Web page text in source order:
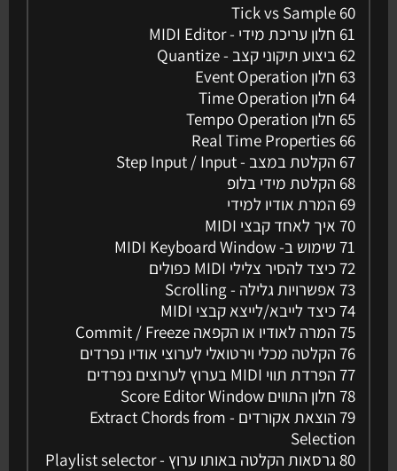
Tick vs Sample 60
61 חלון עריכת מידי - MIDI Editor
62 ביצוע תיקוני קצב - Quantize
63 חלון Event Operation
64 חלון Time Operation
65 חלון Tempo Operation
Real Time Properties 66
67 הקלטת במצב - Step Input / Input
68 הקלטת מידי בלופ
69 המרת אודיו למידי
70 איך לאחד קבצי MIDI
71 שימוש ב- MIDI Keyboard Window
72 כיצד להסיר צלילי MIDI כפולים
73 אפשרויות גלילה - Scrolling
74 כיצד לייבא/לייצא קבצי MIDI
75 המרה לאודיו או הקפאה Commit / Freeze
76 הקלטה מכלי וירטואלי לערוצי אודיו נפרדים
77 הפרדת תווי MIDI בערוץ לערוצים נפרדים
78 חלון התווים Score Editor Window
79 הוצאת אקורדים - Extract Chords from
Selection
80 גרסאות הקלטה באותו ערוץ - Playlist selector